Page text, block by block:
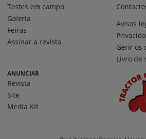
Testes em campo
Galeria
Feiras
Assinar a revista
Avisos
Gerir os
Livro de
ANUNCIAR
Revista
Site
Media Kit